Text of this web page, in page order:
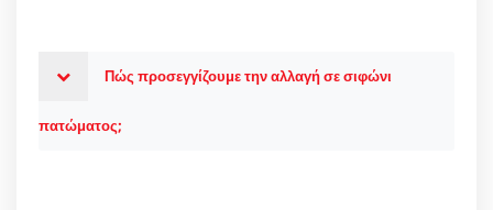
Πώς προσεγγίζουμε την αλλαγή σε σιφώνι
πατώματος;